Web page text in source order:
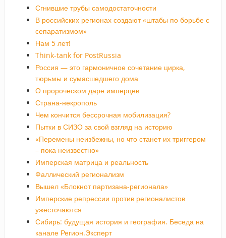
Сгнившие трубы самодостаточности
В российских регионах создают «штабы по борьбе с
сепаратизмом»
Нам 5 лет!
Think-tank for PostRussia
Россия — это гармоничное сочетание цирка,
тюрьмы и сумасшедшего дома
О пророческом даре имперцев
Страна-некрополь
Чем кончится бессрочная мобилизация?
Пытки в СИЗО за свой взгляд на историю
«Перемены неизбежны, но что станет их триггером
– пока неизвестно»
Имперская матрица и реальность
Фаллический регионализм
Вышел «Блокнот партизана-регионала»
Имперские репрессии против регионалистов
ужесточаются
Сибирь: будущая история и география. Беседа на
канале Регион.Эксперт